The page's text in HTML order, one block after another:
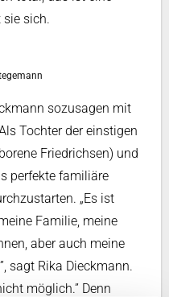
sie sich.
sozusagen mit
Tochter der einstigen
Friedrichsen) und
perfekte familiäre
„Es ist
Familie, meine
aber auch meine
sagt Rika Dieckmann.
möglich.” Denn